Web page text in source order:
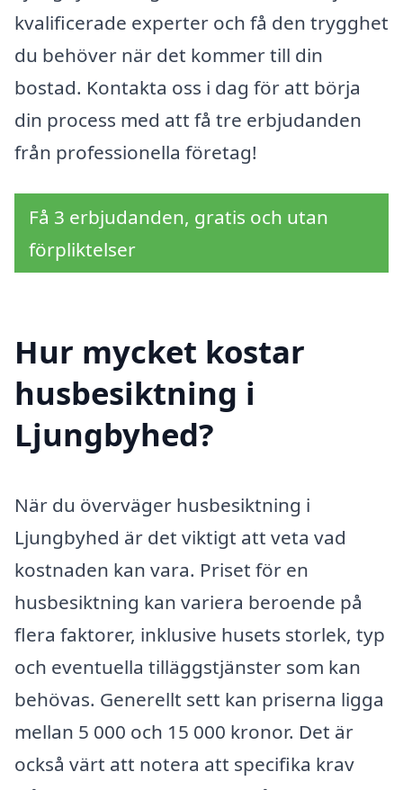
kvalificerade experter och få den trygghet
du behöver när det kommer till din
bostad. Kontakta oss i dag för att börja
din process med att få tre erbjudanden
från professionella företag!
Få 3 erbjudanden, gratis och utan
förpliktelser
Hur mycket kostar
husbesiktning i
Ljungbyhed?
När du överväger husbesiktning i
Ljungbyhed är det viktigt att veta vad
kostnaden kan vara. Priset för en
husbesiktning kan variera beroende på
flera faktorer, inklusive husets storlek, typ
och eventuella tilläggstjänster som kan
behövas. Generellt sett kan priserna ligga
mellan 5 000 och 15 000 kronor. Det är
också värt att notera att specifika krav